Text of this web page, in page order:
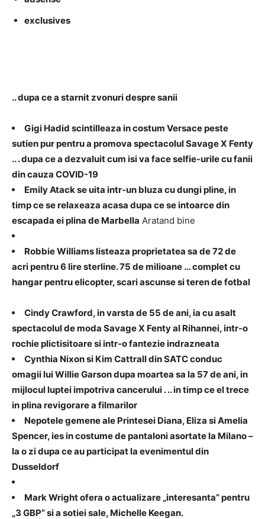
exclusives
.. dupa ce a starnit zvonuri despre sanii
Gigi Hadid scintilleaza in costum Versace peste
sutien pur pentru a promova spectacolul Savage X Fenty
.. . dupa ce a dezvaluit cum isi va face selfie-urile cu fanii
din cauza COVID-19
Emily Atack se uita intr-un bluza cu dungi pline, in
timp ce se relaxeaza acasa dupa ce se intoarce din
escapada ei plina de Marbella Aratand bine
Robbie Williams listeaza proprietatea sa de 72 de
acri pentru 6 lire sterline. 75 de milioane … complet cu
hangar pentru elicopter, scari ascunse si teren de fotbal
Cindy Crawford, in varsta de 55 de ani, ia cu asalt
spectacolul de moda Savage X Fenty al Rihannei, intr-o
rochie plictisitoare si intr-o fantezie indrazneata
Cynthia Nixon si Kim Cattrall din SATC conduc
omagii lui Willie Garson dupa moartea sa la 57 de ani, in
mijlocul luptei impotriva cancerului . .. in timp ce el trece
in plina revigorare a filmarilor
Nepotele gemene ale Printesei Diana, Eliza si Amelia
Spencer, ies in costume de pantaloni asortate la Milano –
la o zi dupa ce au participat la evenimentul din
Dusseldorf
Mark Wright ofera o actualizare „interesanta” pentru
„3 GBP” si a sotiei sale, Michelle Keegan.